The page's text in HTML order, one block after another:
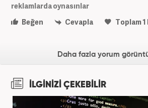
reklamlarda oynasınlar
Beğen
Cevapla Toplam1
Daha fazla yorum
İLGİNİZİ ÇEKEBİLİR